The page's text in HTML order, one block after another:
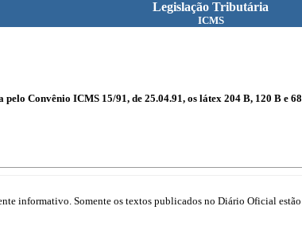
Legislação Tributária
ICMS
Convênio ICMS 15/91, de 25.04.91, os látex 204 B, 120 B e
informativo. Somente os textos publicados no Diário Oficial